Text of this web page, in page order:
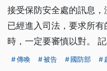
接受保防安全處的訊息
已經進入司法，要求所
時，一定要審慎以對。
傳喚 被告 國防部